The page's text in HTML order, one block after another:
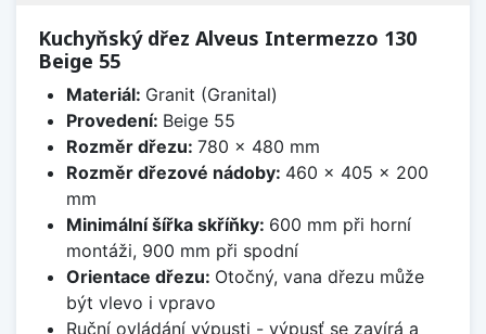
Kuchyňský dřez Alveus Intermezzo 130
Beige 55
Materiál: Granit (Granital)
Provedení: Beige 55
Rozměr dřezu: 780 x 480 mm
Rozměr dřezové nádoby: 460 x 405 x 200
mm
Minimální šířka skříňky: 600 mm při horní
montáži, 900 mm při spodní
Orientace dřezu: Otočný, vana dřezu může
být vlevo i vpravo
Ruční ovládání výpusti - výpusť se zavírá a